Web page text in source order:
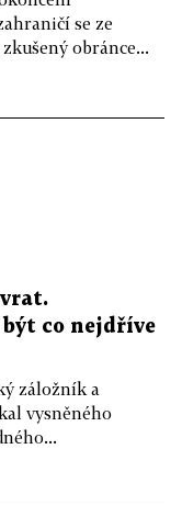
se ze
obránce...
být co nejdříve
záložník a
vysněného